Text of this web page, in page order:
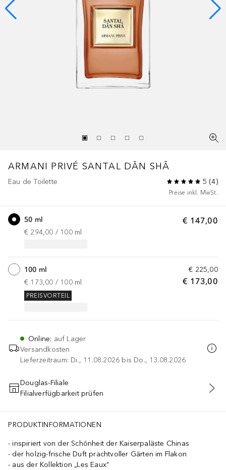
ARMANI PRIVÉ SANTAL DĀN SHĀ
Eau de Toilette 5 (4)
Preise inkl. MwSt.
€ 147,00
50 ml
€ 294,00 / 100 ml
€ 225,00
€ 173,00
100 ml
€ 173,00 / 100 ml
PREISVORTEIL
Online: auf Lager
Versandkosten
Lieferzeitraum: Di., 11.08.2026 bis Do., 13.08.2026
IN DEN WARENKORB
Douglas-Filiale
Filialverfügbarkeit prüfen
PRODUKTINFORMATIONEN
inspiriert von der Schönheit der Kaiserpaläste Chinas
der holzig-frische Duft prachtvoller Gärten im Flakon
aus der Kollektion „Les Eaux“